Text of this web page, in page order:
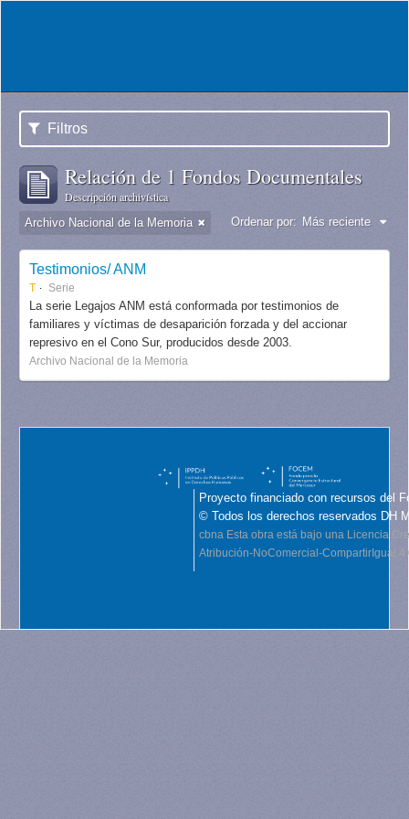
Filtros
Relación de 1 Fondos Documentales
Descripción archivística
Archivo Nacional de la Memoria Ordenar por: Más reciente
Testimonios/ ANM
T Serie
La serie Legajos ANM está conformada por testimonios de
familiares y víctimas de desaparición forzada y del accionar
represivo en el Cono Sur, producidos desde 2003.
Archivo Nacional de la Memoria
Proyecto financiado con recursos del
© Todos los derechos reservados DH
cbna Esta obra está bajo una Licencia
Atribución-NoComercial-CompartirIgual